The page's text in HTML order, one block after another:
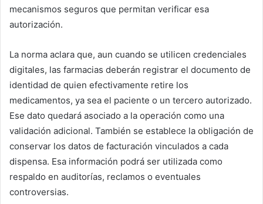
mecanismos seguros que permitan verificar esa
autorización.
La norma aclara que, aun cuando se utilicen credenciales
digitales, las farmacias deberán registrar el documento de
identidad de quien efectivamente retire los
medicamentos, ya sea el paciente o un tercero autorizado.
Ese dato quedará asociado a la operación como una
validación adicional. También se establece la obligación de
conservar los datos de facturación vinculados a cada
dispensa. Esa información podrá ser utilizada como
respaldo en auditorías, reclamos o eventuales
controversias.